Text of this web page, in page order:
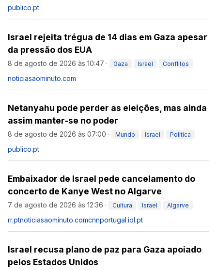
publico.pt
Israel rejeita trégua de 14 dias em Gaza apesar
da pressão dos EUA
8 de agosto de 2026 às 10:47 · Gaza Israel Conflitos
noticiasaominuto.com
Netanyahu pode perder as eleições, mas ainda
assim manter-se no poder
8 de agosto de 2026 às 07:00 · Mundo Israel Política
publico.pt
Embaixador de Israel pede cancelamento do
concerto de Kanye West no Algarve
7 de agosto de 2026 às 12:36 · Cultura Israel Algarve
rr.ptnoticiasaominuto.comcnnportugal.iol.pt
Israel recusa plano de paz para Gaza apoiado
pelos Estados Unidos